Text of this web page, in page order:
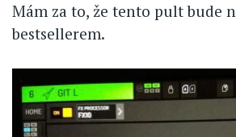
Mám za to, že tento pult bude
bestsellerem.